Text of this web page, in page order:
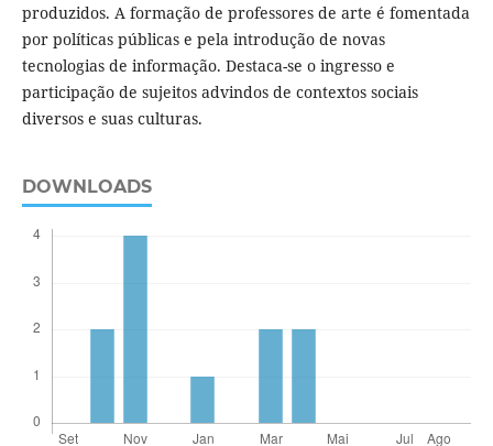
produzidos. A formação de professores de arte é fomentada
por políticas públicas e pela introdução de novas
tecnologias de informação. Destaca-se o ingresso e
participação de sujeitos advindos de contextos sociais
diversos e suas culturas.
DOWNLOADS